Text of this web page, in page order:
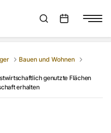
Wetter in GeraSuchleiste anzeigen
Bauen und Wohnen
genutzte Flächen
erhalten